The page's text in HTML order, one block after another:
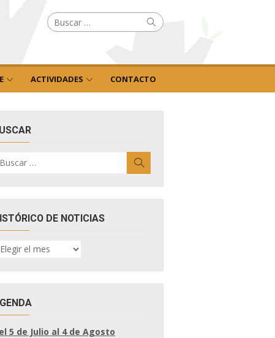
Buscar
por: Buscar
ACTIVIDADES CONTACTO
DE NOTICIAS
5 de Julio al 4 de Agosto